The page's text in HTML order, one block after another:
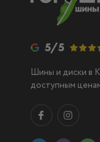
5/5
Шины и диски в
доступным